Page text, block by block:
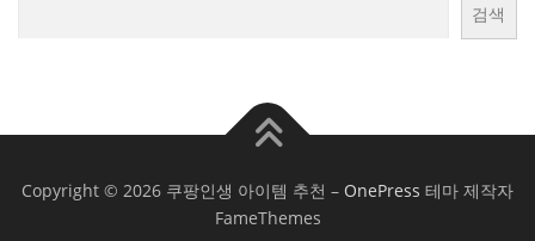
검색
Copyright © 2026 쿠팡인생 아이템 추천 – OnePress 테마 제작자
FameThemes